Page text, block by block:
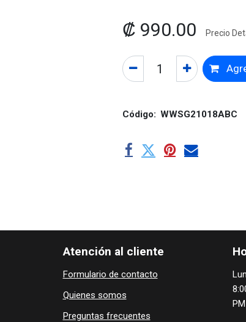
₡ 990.00 Precio
Código: WWSG21018ABC
PM
Atención al cliente
Formulario de contacto
Quienes ​som​​​os
Preguntas frecuentes